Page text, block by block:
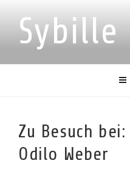
Inhalt
springenSybille
Zu Besuch bei:
Odilo Weber